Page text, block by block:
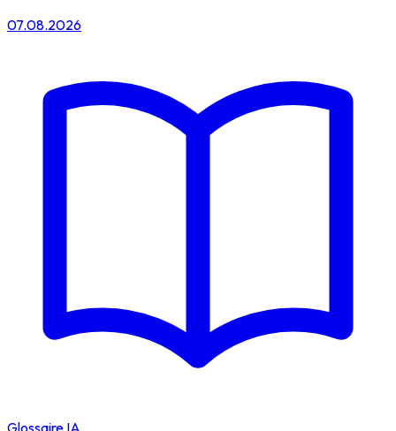
07.08.2026
Glossaire IA